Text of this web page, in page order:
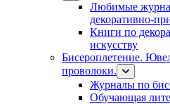
Любимые
декоративно-
Книги по
искусству
Бисероплетение.
проволоки.
Журналы по
Обучающая